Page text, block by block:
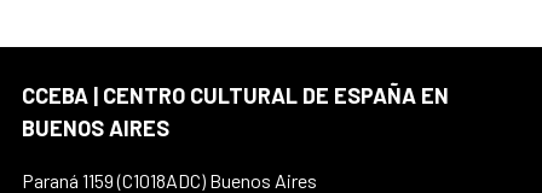
CCEBA | CENTRO CULTURAL DE ESPAÑA EN
BUENOS AIRES
Paraná 1159 (C1018ADC) Buenos Aires